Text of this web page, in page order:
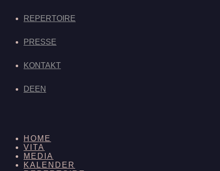
REPERTOIRE
PRESSE
KONTAKT
DEEN
HOME
VITA
MEDIA
KALENDER